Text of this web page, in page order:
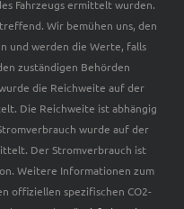
Fahrzeugs ermittelt wurden.
Wir bemühen uns, den
und werden die Werte, falls
zuständigen Behörden
die Reichweite auf der
Die Reichweite ist abhängig
wurde auf der
Der Stromverbrauch ist
Weitere Informationen zum
offiziellen spezifischen CO2-